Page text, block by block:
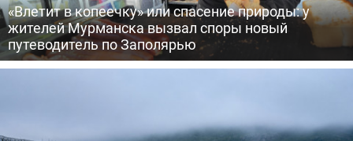
«Влетит в копеечку» или спасение природы: у
жителей Мурманска вызвал споры новый
путеводитель по Заполярью